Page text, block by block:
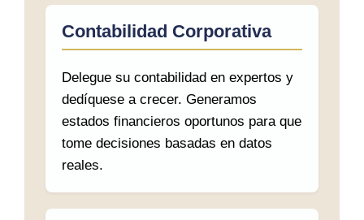
Contabilidad Corporativa
Delegue su contabilidad en expertos y
dedíquese a crecer. Generamos
estados financieros oportunos para que
tome decisiones basadas en datos
reales.